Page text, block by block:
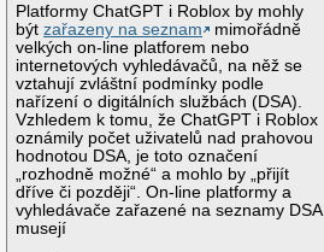
Platformy ChatGPT i Roblox by mohly
býtzařazeny na seznam
mimořádně
velkých on-line platforem nebo
internetových vyhledávačů, na něž se
vztahují zvláštní podmínky podle
nařízení o digitálních službách (DSA).
Vzhledem k tomu, že ChatGPT i Roblox
oznámily počet uživatelů nad prahovou
hodnotou DSA, je toto označení
„rozhodně možné“ a mohlo by „přijít
dříve či později“. On-line platformy a
vyhledávače zařazené na seznamy DSA
musejí